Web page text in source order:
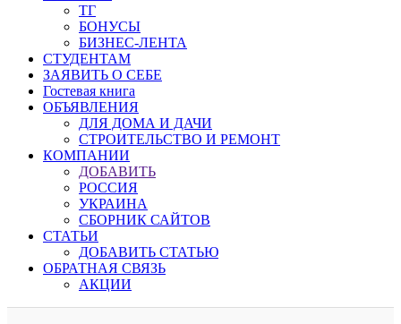
ТГ
БОНУСЫ
БИЗНЕС-ЛЕНТА
СТУДЕНТАМ
ЗАЯВИТЬ О СЕБЕ
Гостевая книга
ОБЪЯВЛЕНИЯ
ДЛЯ ДОМА И ДАЧИ
СТРОИТЕЛЬСТВО И РЕМОНТ
КОМПАНИИ
ДОБАВИТЬ
РОССИЯ
УКРАИНА
СБОРНИК САЙТОВ
СТАТЬИ
ДОБАВИТЬ СТАТЬЮ
ОБРАТНАЯ СВЯЗЬ
АКЦИИ